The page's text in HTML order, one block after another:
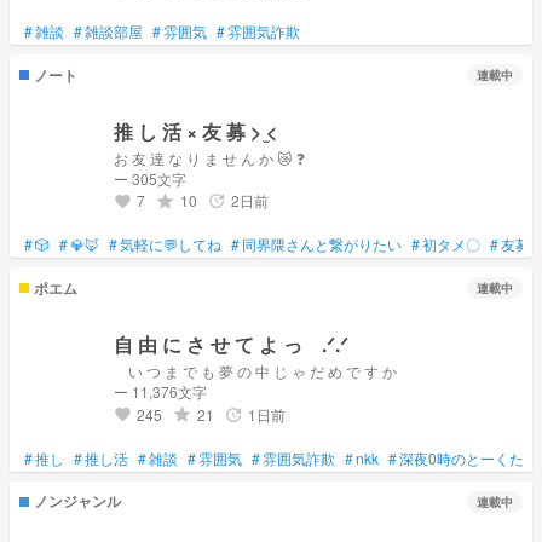
#雑談 #雑談部屋 #雰囲気 #雰囲気詐欺
ノート 連載中
推 し 活 × 友 募 > ̫<
お 友 達 な り ま せ ん か 😿 ❓
ー 305文字
favorite 7 grade 10 update 2日前
#🎲 #💎🦊 #気軽に💬してね #同界隈さんと繋がりたい #初タメ〇 #友募
ポエム 連載中
自 由 に さ せ て よ っ .ᐟ.ᐟ
い つ ま で も 夢 の 中 じ ゃ だ め で す か
ー 11,376文字
favorite 245 grade 21 update 1日前
#推し #推し活 #雑談 #雰囲気 #雰囲気詐欺 #nkk #深夜0時のとーくたい
ノンジャンル 連載中